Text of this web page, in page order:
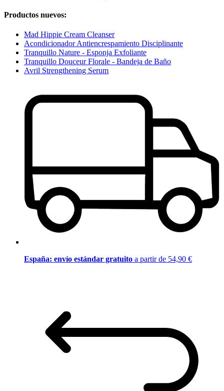
Productos nuevos:
Mad Hippie Cream Cleanser
Acondicionador Antiencrespamiento Disciplinante
Tranquillo Nature - Esponja Exfoliante
Tranquillo Douceur Florale - Bandeja de Baño
Avril Strengthening Serum
España: envío estándar gratuito a partir de 54,90 €